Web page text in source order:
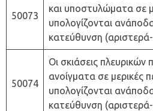
50073
και υποστυλώματα σε
υπολογίζονται
κατεύθυνση (αριστερά-
50074
Οι σκιάσεις
ανοίγματα σε μερικές
υπολογίζονται
κατεύθυνση (αριστερά-